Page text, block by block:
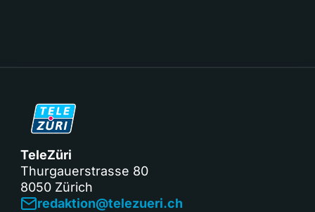
TeleZüri
Thurgauerstrasse 80
8050 Zürich
redaktion@telezueri.ch